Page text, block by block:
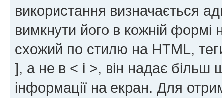
використання визначається
вимкнути його в кожній
схожий по стилю на HTML,
], а не в < і >, він надає більш
інформації на екран. Для